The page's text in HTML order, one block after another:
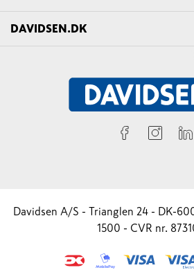
DAVIDSEN.DK
Davidsen A/S - Trianglen 24 - DK-
1500 - CVR nr.